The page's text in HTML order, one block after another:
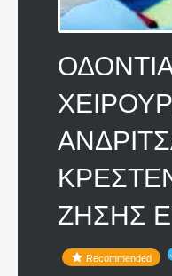
ΖΗΣΗΣ
Recommended